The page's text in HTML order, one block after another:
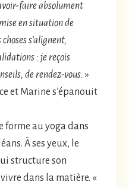
faire absolument
en situation de
s’alignent,
: je reçois
de rendez-vous.»
et Marine s’épanouit
forme au yoga dans
À ses yeux, le
structure son
dans la matière. «